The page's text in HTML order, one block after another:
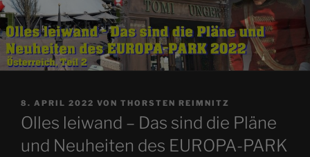
VERÖFFENTLICHT
AM
8. APRIL 2022 VON THORSTEN REIMNITZ
Olles leiwand – Das sind die Pläne
und Neuheiten des EUROPA-PARK